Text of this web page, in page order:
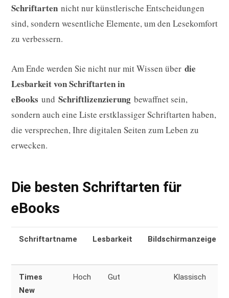
Schriftarten nicht nur künstlerische Entscheidungen
sind, sondern wesentliche Elemente, um den Lesekomfort
zu verbessern.
Am Ende werden Sie nicht nur mit Wissen über die
Lesbarkeit von Schriftarten in
eBooks und Schriftlizenzierung bewaffnet sein,
sondern auch eine Liste erstklassiger Schriftarten haben,
die versprechen, Ihre digitalen Seiten zum Leben zu
erwecken.
Die besten Schriftarten für
eBooks
Schriftartname Lesbarkeit Bildschirmanzeige
Times
New
Hoch Gut Klassisch